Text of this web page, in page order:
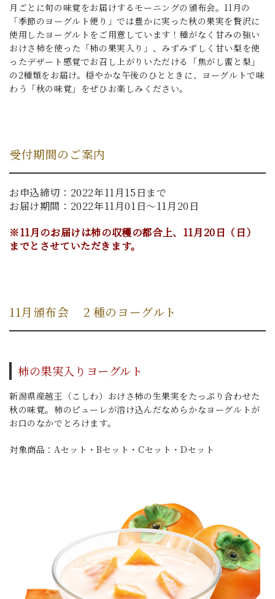
月ごとに旬の味覚をお届けするモーニングの頒布会。11月の
「季節のヨーグルト便り」では豊かに実った秋の果実を贅沢に
使用したヨーグルトをご用意しています！種がなく甘みの強い
おけさ柿を使った「柿の果実入り」、みずみずしく甘い梨を使
ったデザート感覚でお召し上がりいただける「焦がし蜜と梨」
の2種類をお届け。穏やかな午後のひとときに、ヨーグルトで味
わう「秋の味覚」をぜひお楽しみください。
受付期間のご案内
お申込締切：2022年11月15日まで
お届け期間：2022年11月01日～11月20日
※11月のお届けは柿の収穫の都合上、11月20日（日）
までとさせていただきます。
11月頒布会 ２種のヨーグルト
柿の果実入りヨーグルト
新潟県産越王（こしわ）おけさ柿の生果実をたっぷり合わせた
秋の味覚。柿のピューレが溶け込んだなめらかなヨーグルトが
お口のなかでとろけます。
対象商品：Aセット・Bセット・Cセット・Dセット